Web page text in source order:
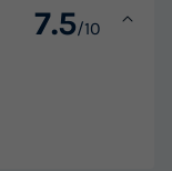
7.5/10